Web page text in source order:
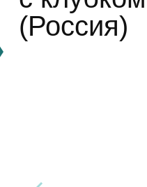
(Россия)